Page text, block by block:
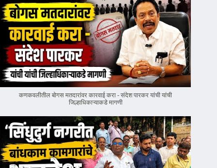
कणकवलीतील बोगस मतदारांवर‌ कारवाई करा - संदेश पारकर यांची यांची
जिल्हाधिकाऱ्याकडे मागणी